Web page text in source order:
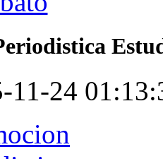
11-24